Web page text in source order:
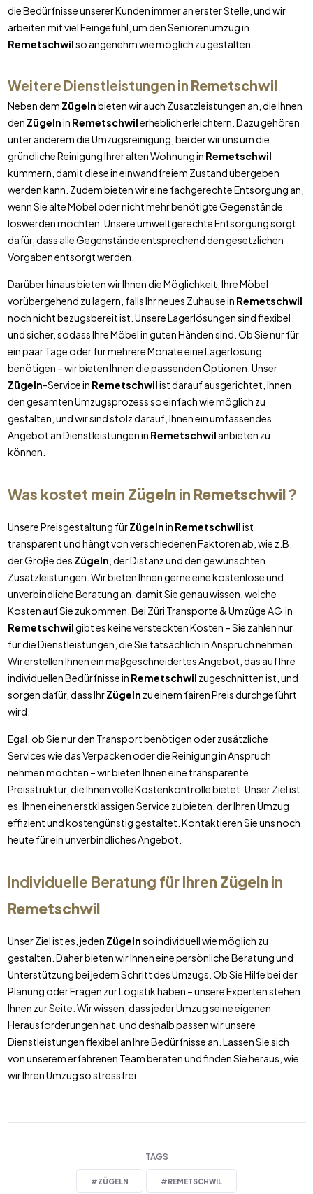
die Bedürfnisse unserer Kunden immer an erster Stelle, und wir
arbeiten mit viel Feingefühl, um den Seniorenumzug in
Remetschwilso angenehm wie möglich zu gestalten.
Weitere Dienstleistungen in Remetschwil
Neben dem Zügelnbieten wir auch Zusatzleistungen an, die Ihnen
den Zügelnin Remetschwilerheblich erleichtern. Dazu gehören
unter anderem die Umzugsreinigung, bei der wir uns um die
gründliche Reinigung Ihrer alten Wohnung in Remetschwil
kümmern, damit diese in einwandfreiem Zustand übergeben
werden kann. Zudem bieten wir eine fachgerechte Entsorgung an,
wenn Sie alte Möbel oder nicht mehr benötigte Gegenstände
loswerden möchten. Unsere umweltgerechte Entsorgung sorgt
dafür, dass alle Gegenstände entsprechend den gesetzlichen
Vorgaben entsorgt werden.
Darüber hinaus bieten wir Ihnen die Möglichkeit, Ihre Möbel
vorübergehend zu lagern, falls Ihr neues Zuhause in Remetschwil
noch nicht bezugsbereit ist. Unsere Lagerlösungen sind flexibel
und sicher, sodass Ihre Möbel in guten Händen sind. Ob Sie nur für
ein paar Tage oder für mehrere Monate eine Lagerlösung
benötigen – wir bieten Ihnen die passenden Optionen. Unser
Zügeln-Service in Remetschwilist darauf ausgerichtet, Ihnen
den gesamten Umzugsprozess so einfach wie möglich zu
gestalten, und wir sind stolz darauf, Ihnen ein umfassendes
Angebot an Dienstleistungen in Remetschwil anbieten zu
können.
Was kostet mein Zügelnin Remetschwil?
Unsere Preisgestaltung fürZügelnin Remetschwilist
transparent und hängt von verschiedenen Faktoren ab, wie z.B.
der Größe des Zügeln , der Distanz und den gewünschten
Zusatzleistungen. Wir bieten Ihnen gerne eine kostenlose und
unverbindliche Beratung an, damit Sie genau wissen, welche
Kosten auf Sie zukommen. Bei Züri Transporte & Umzüge AG in
Remetschwilgibt es keine versteckten Kosten – Sie zahlen nur
für die Dienstleistungen, die Sie tatsächlich in Anspruch nehmen.
Wir erstellen Ihnen ein maßgeschneidertes Angebot, das auf Ihre
individuellen Bedürfnisse in Remetschwil zugeschnitten ist, und
sorgen dafür, dass IhrZügeln zu einem fairen Preis durchgeführt
wird.
Egal, ob Sie nur den Transport benötigen oder zusätzliche
Services wie das Verpacken oder die Reinigung in Anspruch
nehmen möchten – wir bieten Ihnen eine transparente
Preisstruktur, die Ihnen volle Kostenkontrolle bietet. Unser Ziel ist
es, Ihnen einen erstklassigen Service zu bieten, der Ihren Umzug
effizient und kostengünstig gestaltet. Kontaktieren Sie uns noch
heute für ein unverbindliches Angebot.
Individuelle Beratung für Ihren Zügelnin
Remetschwil
Unser Ziel ist es, jeden Zügelnso individuell wie möglich zu
gestalten. Daher bieten wir Ihnen eine persönliche Beratung und
Unterstützung bei jedem Schritt des Umzugs. Ob Sie Hilfe bei der
Planung oder Fragen zur Logistik haben – unsere Experten stehen
Ihnen zur Seite. Wir wissen, dass jeder Umzug seine eigenen
Herausforderungen hat, und deshalb passen wir unsere
Dienstleistungen flexibel an Ihre Bedürfnisse an. Lassen Sie sich
von unserem erfahrenen Team beraten und finden Sie heraus, wie
wir Ihren Umzug so stressfrei.
TAGS
#ZÜGELN #REMETSCHWIL